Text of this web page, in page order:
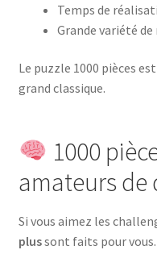
Temps de
Grande variété de
Le puzzle 1000 pièces
grand classique.
1000
amateurs de
Si vous aimez les
plussont faits pour vous.